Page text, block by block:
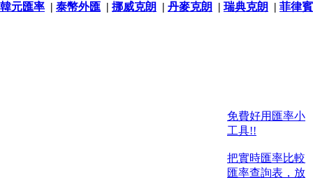
韓元匯率 | 泰幣外匯 | 挪威克朗 | 丹麥克朗 | 瑞典克朗 | 菲律賓
免費好用匯率小
工具!!
把實時匯率比較
匯率查詢表，放